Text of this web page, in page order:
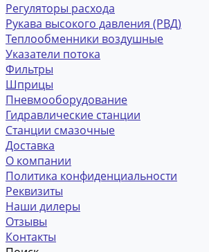
Регуляторы расхода
Рукава высокого давления (РВД)
Теплообменники воздушные
Указатели потока
Фильтры
Шприцы
Пневмооборудование
Гидравлические станции
Станции смазочные
Доставка
О компании
Политика конфиденциальности
Реквизиты
Наши дилеры
Отзывы
Контакты